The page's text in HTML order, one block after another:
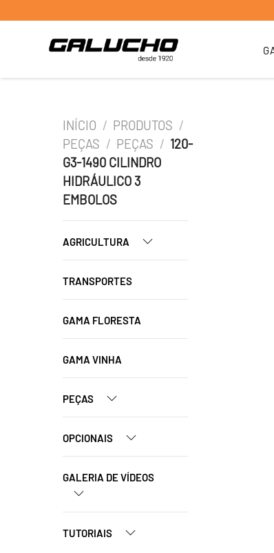
INÍCIO / PRODUTOS /
PEÇAS / PEÇAS / 120-
G3-1490 CILINDRO
HIDRÁULICO 3
EMBOLOS
AGRICULTURA
TRANSPORTES
GAMA FLORESTA
GAMA VINHA
PEÇAS
OPCIONAIS
GALERIA DE VÍDEOS
TUTORIAIS